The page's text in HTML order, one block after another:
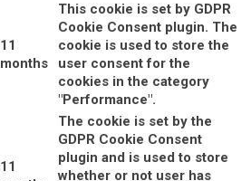
11
months
This cookie is set by GDPR
Cookie Consent plugin. The
cookie is used to store the
user consent for the
cookies in the category
"Performance".
11
The cookie is set by the
GDPR Cookie Consent
plugin and is used to store
whether or not user has